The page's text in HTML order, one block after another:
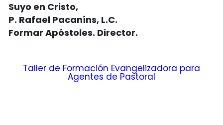
Suyo en Cristo,
P. Rafael Pacaníns, L.C.
Formar Apóstoles. Director.
Taller de Formación Evangelizadora para
Agentes de Pastoral